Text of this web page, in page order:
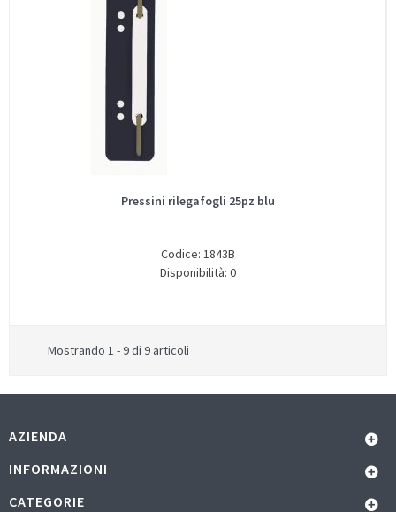
Pressini rilegafogli 25pz blu
Codice: 1843B
Disponibilità: 0
Mostrando 1 - 9 di 9 articoli
AZIENDA
INFORMAZIONI
CATEGORIE